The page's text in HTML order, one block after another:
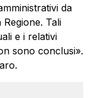
da
Tali
e i relativi
sono conclusi».